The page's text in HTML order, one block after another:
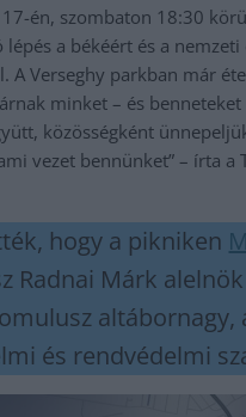
17-én, szombaton 18:30
lépés a békéért és a nemzeti
A Verseghy parkban már
minket – és benneteket
közösségként
vezet bennünket” – írta a
hogy a pikniken
Radnai Márk
altábornagy,
és rendvédelmi